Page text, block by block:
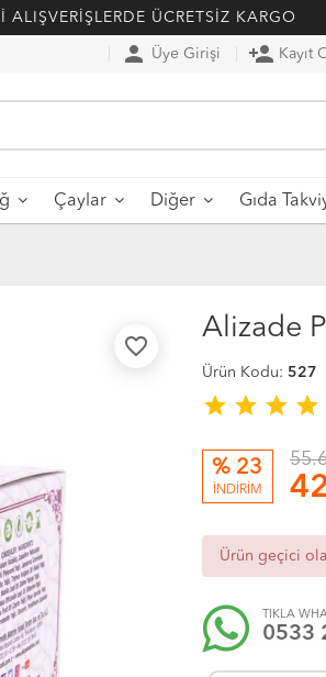
ALIŞVERİŞLERDE ÜCRETSİZ KARGO
person Üye Girişi person_add Kayıt
Çaylar Diğer Gıda
favorite_border
Alizade
Ürün Kodu: 527
star star star star
% 23
İNDİRİM
Ürün geçici
TIKLA
0533